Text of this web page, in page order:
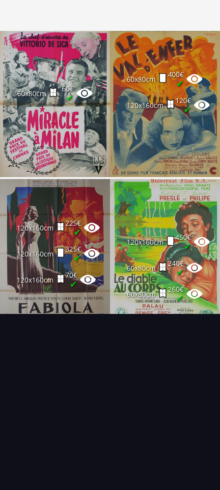
60x80cm
60€
✔
60x80cm
400€
✔
120x160cm
120€
✔
120x160cm
225€
✔
120x160cm
325€
✔
120x160cm
70€
✔
120x160cm
450€
✔
60x80cm
240€
✔
60x80cm
260€
✔
250€